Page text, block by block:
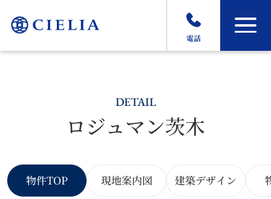
電話
DETAIL
ロジュマン茨木
物件TOP 現地案内図 建築デザイン